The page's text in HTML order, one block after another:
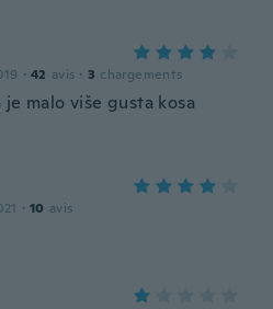
· 42 avis · 3 chargements
malo više gusta kosa
· 10 avis